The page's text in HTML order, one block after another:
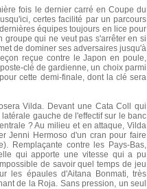
fois le dernier carré en Coupe du
certes facilité par un parcours
équipes toujours en lice pour
qui ne veut pas s'arrêter en si
de dominer ses adversaires jusqu'à
reçue contre le Japon en poule,
clé de gardienne, un choix parmi
cette demi-finale, dont la clé sera
Vilda. Devant une Cata Coll qui
gauche de l'effectif sur le banc
? Au milieu et en attaque, Vilda
Jenni Hermoso d'un cran pour faire
Remplaçante contre les Pays-Bas,
qui apporte une vitesse qui a pu
de savoir quel temps de jeu
les épaules d'Aitana Bonmati, très
de la Roja. Sans pression, un seul